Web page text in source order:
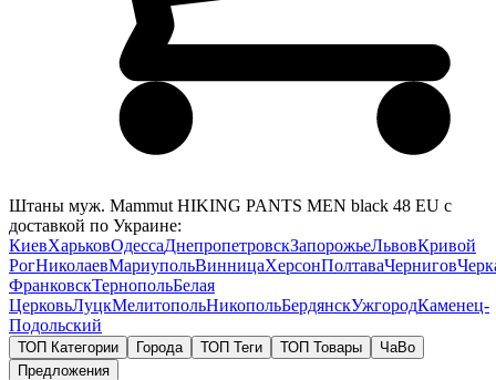
Штаны муж. Mammut HIKING PANTS MEN black 48 EU с
доставкой по Украине:
КиевХарьковОдессаДнепропетровскЗапорожьеЛьвовКривой
РогНиколаевМариупольВинницаХерсонПолтаваЧернигов
ФранковскТернопольБелая
ЦерковьЛуцкМелитопольНикопольБердянскУжгородКаменец-
Подольский
ТОП Категории Города ТОП Теги ТОП Товары
ЧаВо
Предложения